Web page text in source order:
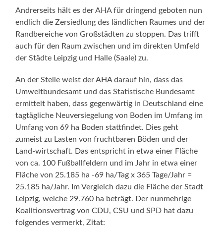
Andrerseits hält es der AHA für dringend geboten nun
endlich die Zersiedlung des ländlichen Raumes und der
Randbereiche von Großstädten zu stoppen. Das trifft
auch für den Raum zwischen und im direkten Umfeld
der Städte Leipzig und Halle (Saale) zu.
An der Stelle weist der AHA darauf hin, dass das
Umweltbundesamt und das Statistische Bundesamt
ermittelt haben, dass gegenwärtig in Deutschland eine
tagtägliche Neuversiegelung von Boden im Umfang im
Umfang von 69 ha Boden stattfindet. Dies geht
zumeist zu Lasten von fruchtbaren Böden und der
Land-wirtschaft. Das entspricht in etwa einer Fläche
von ca. 100 Fußballfeldern und im Jahr in etwa einer
Fläche von 25.185 ha -69 ha/Tag x 365 Tage/Jahr =
25.185 ha/Jahr. Im Vergleich dazu die Fläche der Stadt
Leipzig, welche 29.760 ha beträgt. Der nunmehrige
Koalitionsvertrag von CDU, CSU und SPD hat dazu
folgendes vermerkt, Zitat: